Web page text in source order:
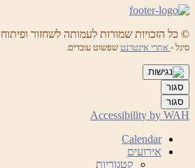
© כל הזכויות שמורות לעמותה לשחזור
סיגל - אתרי אינטרנט שפשוט עובדים.
סגור
סגור
Accessibility by WAH
Calendar
אירועים
קטגוריות